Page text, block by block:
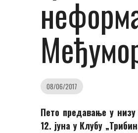
08/06/2017
Пето предавање у
12. јуна у Клубу